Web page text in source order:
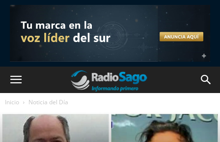
Inicio Noticia del Día